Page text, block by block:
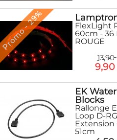
Promo - 29%
FlexLight
60cm - 36
ROUGE
EK Water
Blocks
Rallonge
Loop D-
Extension
51cm